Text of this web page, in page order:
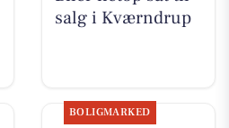
salg i Kværndrup
BOLIGMARKED